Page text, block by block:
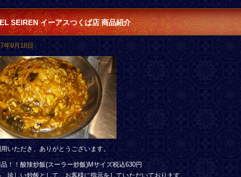
SEIREN イーアスつくば店 商品紹介
年9月18日
いただき、ありがとうございます。
！！酸辣炒飯(スーラー炒飯)Mサイズ税込630円
珍しい炒飯として、お客様に指示をしていただいております。